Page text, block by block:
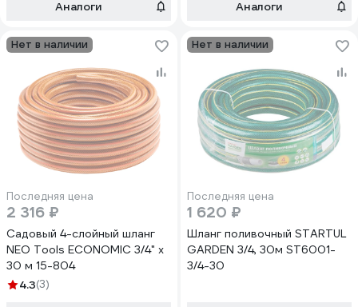
Аналоги Аналоги
Нет в наличии
Последняя цена
2 316 ₽
Садовый 4-слойный шланг
NEO Tools ECONOMIC 3/4" x
30 м 15-804
4.3(3)
Нет в наличии
Последняя цена
1 620 ₽
Шланг поливочный STARTUL
GARDEN 3/4, 30м ST6001-
3/4-30